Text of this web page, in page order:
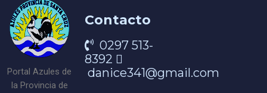
Portal Azules de
la Provincia de
Contacto
0297 513-
8392
danice341@gmail.com